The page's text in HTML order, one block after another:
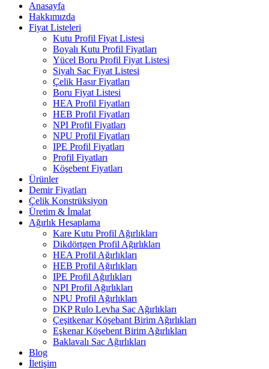
Anasayfa
Hakkımızda
Fiyat Listeleri
Kutu Profil Fiyat Listesi
Boyalı Kutu Profil Fiyatları
Yücel Boru Profil Fiyat Listesi
Siyah Sac Fiyat Listesi
Çelik Hasır Fiyatları
Boru Fiyat Listesi
HEA Profil Fiyatları
HEB Profil Fiyatları
NPI Profil Fiyatları
NPU Profil Fiyatları
IPE Profil Fiyatları
Profil Fiyatları
Köşebent Fiyatları
Ürünler
Demir Fiyatları
Çelik Konstrüksiyon
Üretim & İmalat
Ağırlık Hesaplama
Kare Kutu Profil Ağırlıkları
Dikdörtgen Profil Ağırlıkları
HEA Profil Ağırlıkları
HEB Profil Ağırlıkları
IPE Profil Ağırlıkları
NPI Profil Ağırlıkları
NPU Profil Ağırlıkları
DKP Rulo Levha Sac Ağırlıkları
Çeşitkenar Köşebant Birim Ağırlıkları
Eşkenar Köşebent Birim Ağırlıkları
Baklavalı Sac Ağırlıkları
Blog
İletişim